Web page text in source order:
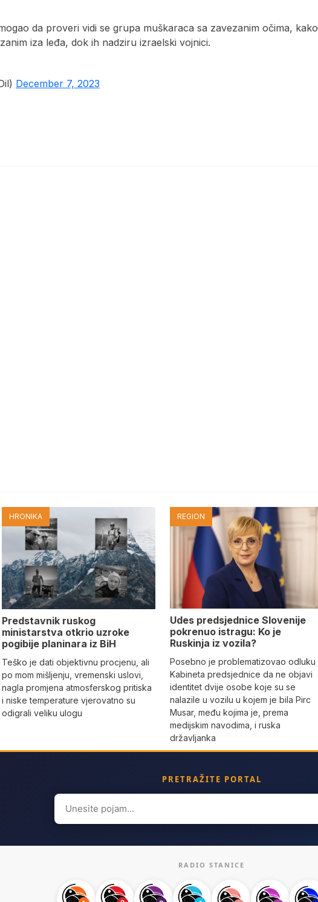
da proveri vidi se grupa muškaraca sa zavezanim očima, kako
iza leđa, dok ih nadziru izraelski vojnici.
December 7, 2023
HRONIKA
Predstavnik ruskog
ministarstva otkrio uzroke
pogibije planinara iz BiH
Teško je dati objektivnu procjenu, ali
po mom mišljenju, vremenski uslovi,
nagla promjena atmosferskog pritiska
i niske temperature vjerovatno su
odigrali veliku ulogu
REGION
Udes predsjednice Slovenije
pokrenuo istragu: Ko je
Ruskinja iz vozila?
Posebno je problematizovao odluku
Kabineta predsjednice da ne objavi
identitet dvije osobe koje su se
nalazile u vozilu u kojem je bila Pirc
Musar, među kojima je, prema
medijskim navodima, i ruska
državljanka
PRETRAŽITE PORTAL
Search
for:
RADIO STANICE